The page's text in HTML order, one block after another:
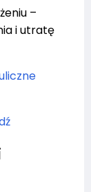
–
i utratę